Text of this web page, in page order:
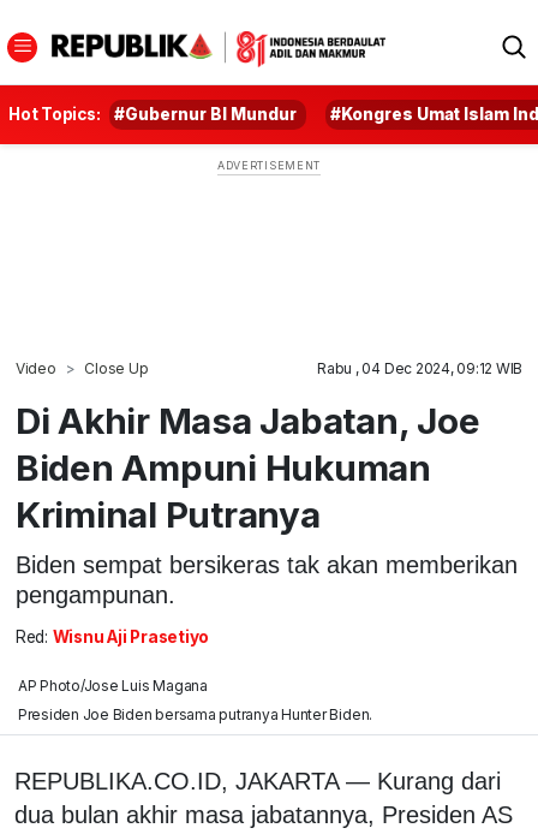
Hot Topics: #Gubernur BI Mundur #Kongres Umat Islam
Video Close Up Rabu , 04 Dec 2024, 09:12 WIB
Di Akhir Masa Jabatan, Joe
Biden Ampuni Hukuman
Kriminal Putranya
Biden sempat bersikeras tak akan memberikan
pengampunan.
Red: Wisnu Aji Prasetiyo
AP Photo/Jose Luis Magana
Presiden Joe Biden bersama putranya Hunter Biden.
REPUBLIKA.CO.ID, JAKARTA — Kurang dari
dua bulan akhir masa jabatannya, Presiden AS